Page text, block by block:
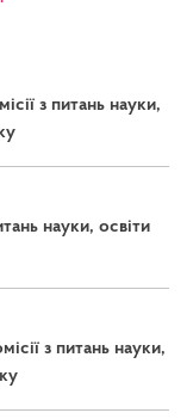
з питань науки,
науки, освіти
з питань науки,